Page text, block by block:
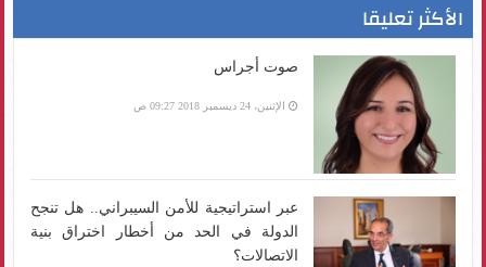
الأكثر تعليقا
صوت أجراس
الإثنين، 24 ديسمبر 2018 09:27 ص
عبر استراتيجية للأمن السيبراني.. هل تنجح
الدولة في الحد من أخطار اختراق بنية
الاتصالات؟